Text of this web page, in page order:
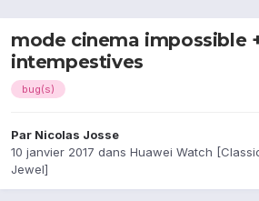
mode cinema impossible
intempestives
bug(s)
Par Nicolas Josse
10 janvier 2017 dans Huawei Watch
Jewel]